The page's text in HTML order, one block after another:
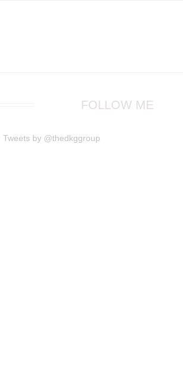
FOLLOW ME
Tweets by @thedkggroup